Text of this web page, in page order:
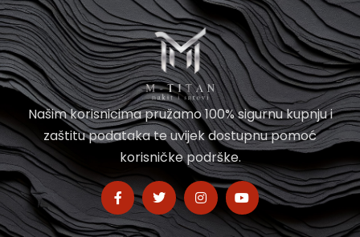
Našim korisnicima pružamo 100% sigurnu kupnju i
zaštitu podataka te uvijek dostupnu pomoć
korisničke podrške.